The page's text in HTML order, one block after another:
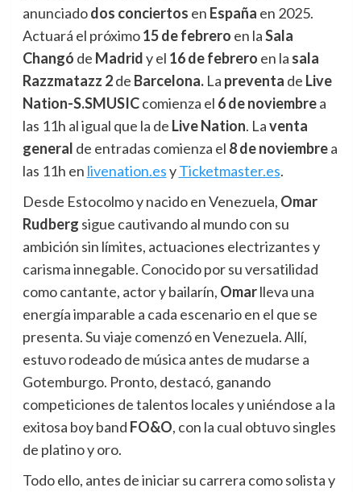
anunciadodos conciertos en España en 2025.
Actuará el próximo15 de febrero en laSala
Changó de Madridy el 16 de febrero en la sala
Razzmatazz 2de Barcelona. La preventa de Live
Nation-S.SMUSICcomienza el 6 de noviembrea
las 11h al igual que la de Live Nation. Laventa
general de entradas comienza el 8 de noviembrea
las 11h en livenation.esyTicketmaster.es.
Desde Estocolmo y nacido en Venezuela, Omar
Rudberg sigue cautivando al mundo con su
ambición sin límites, actuaciones electrizantes y
carisma innegable. Conocido por su versatilidad
como cantante, actor y bailarín, Omarlleva una
energía imparable a cada escenario en el que se
presenta. Su viaje comenzó en Venezuela. Allí,
estuvo rodeado de música antes de mudarse a
Gotemburgo. Pronto, destacó, ganando
competiciones de talentos locales y uniéndose a la
exitosa boy band FO&O, con la cual obtuvo singles
de platino y oro.
Todo ello, antes de iniciar su carrera como solista y